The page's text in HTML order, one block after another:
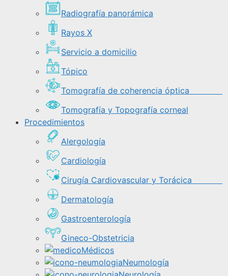
Radiografía panorámica
Rayos X
Servicio a domicilio
Tópico
Tomografía de coherencia óptica
Tomografía y Topografía corneal
Procedimientos
Alergología
Cardiología
Cirugía Cardiovascular y Torácica
Dermatología
Gastroenterología
Gineco-Obstetricia
Médicos
Neumología